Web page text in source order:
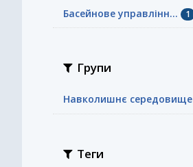
Басейнове управлінн... 1
Групи
Навколишнє середовище
Теги